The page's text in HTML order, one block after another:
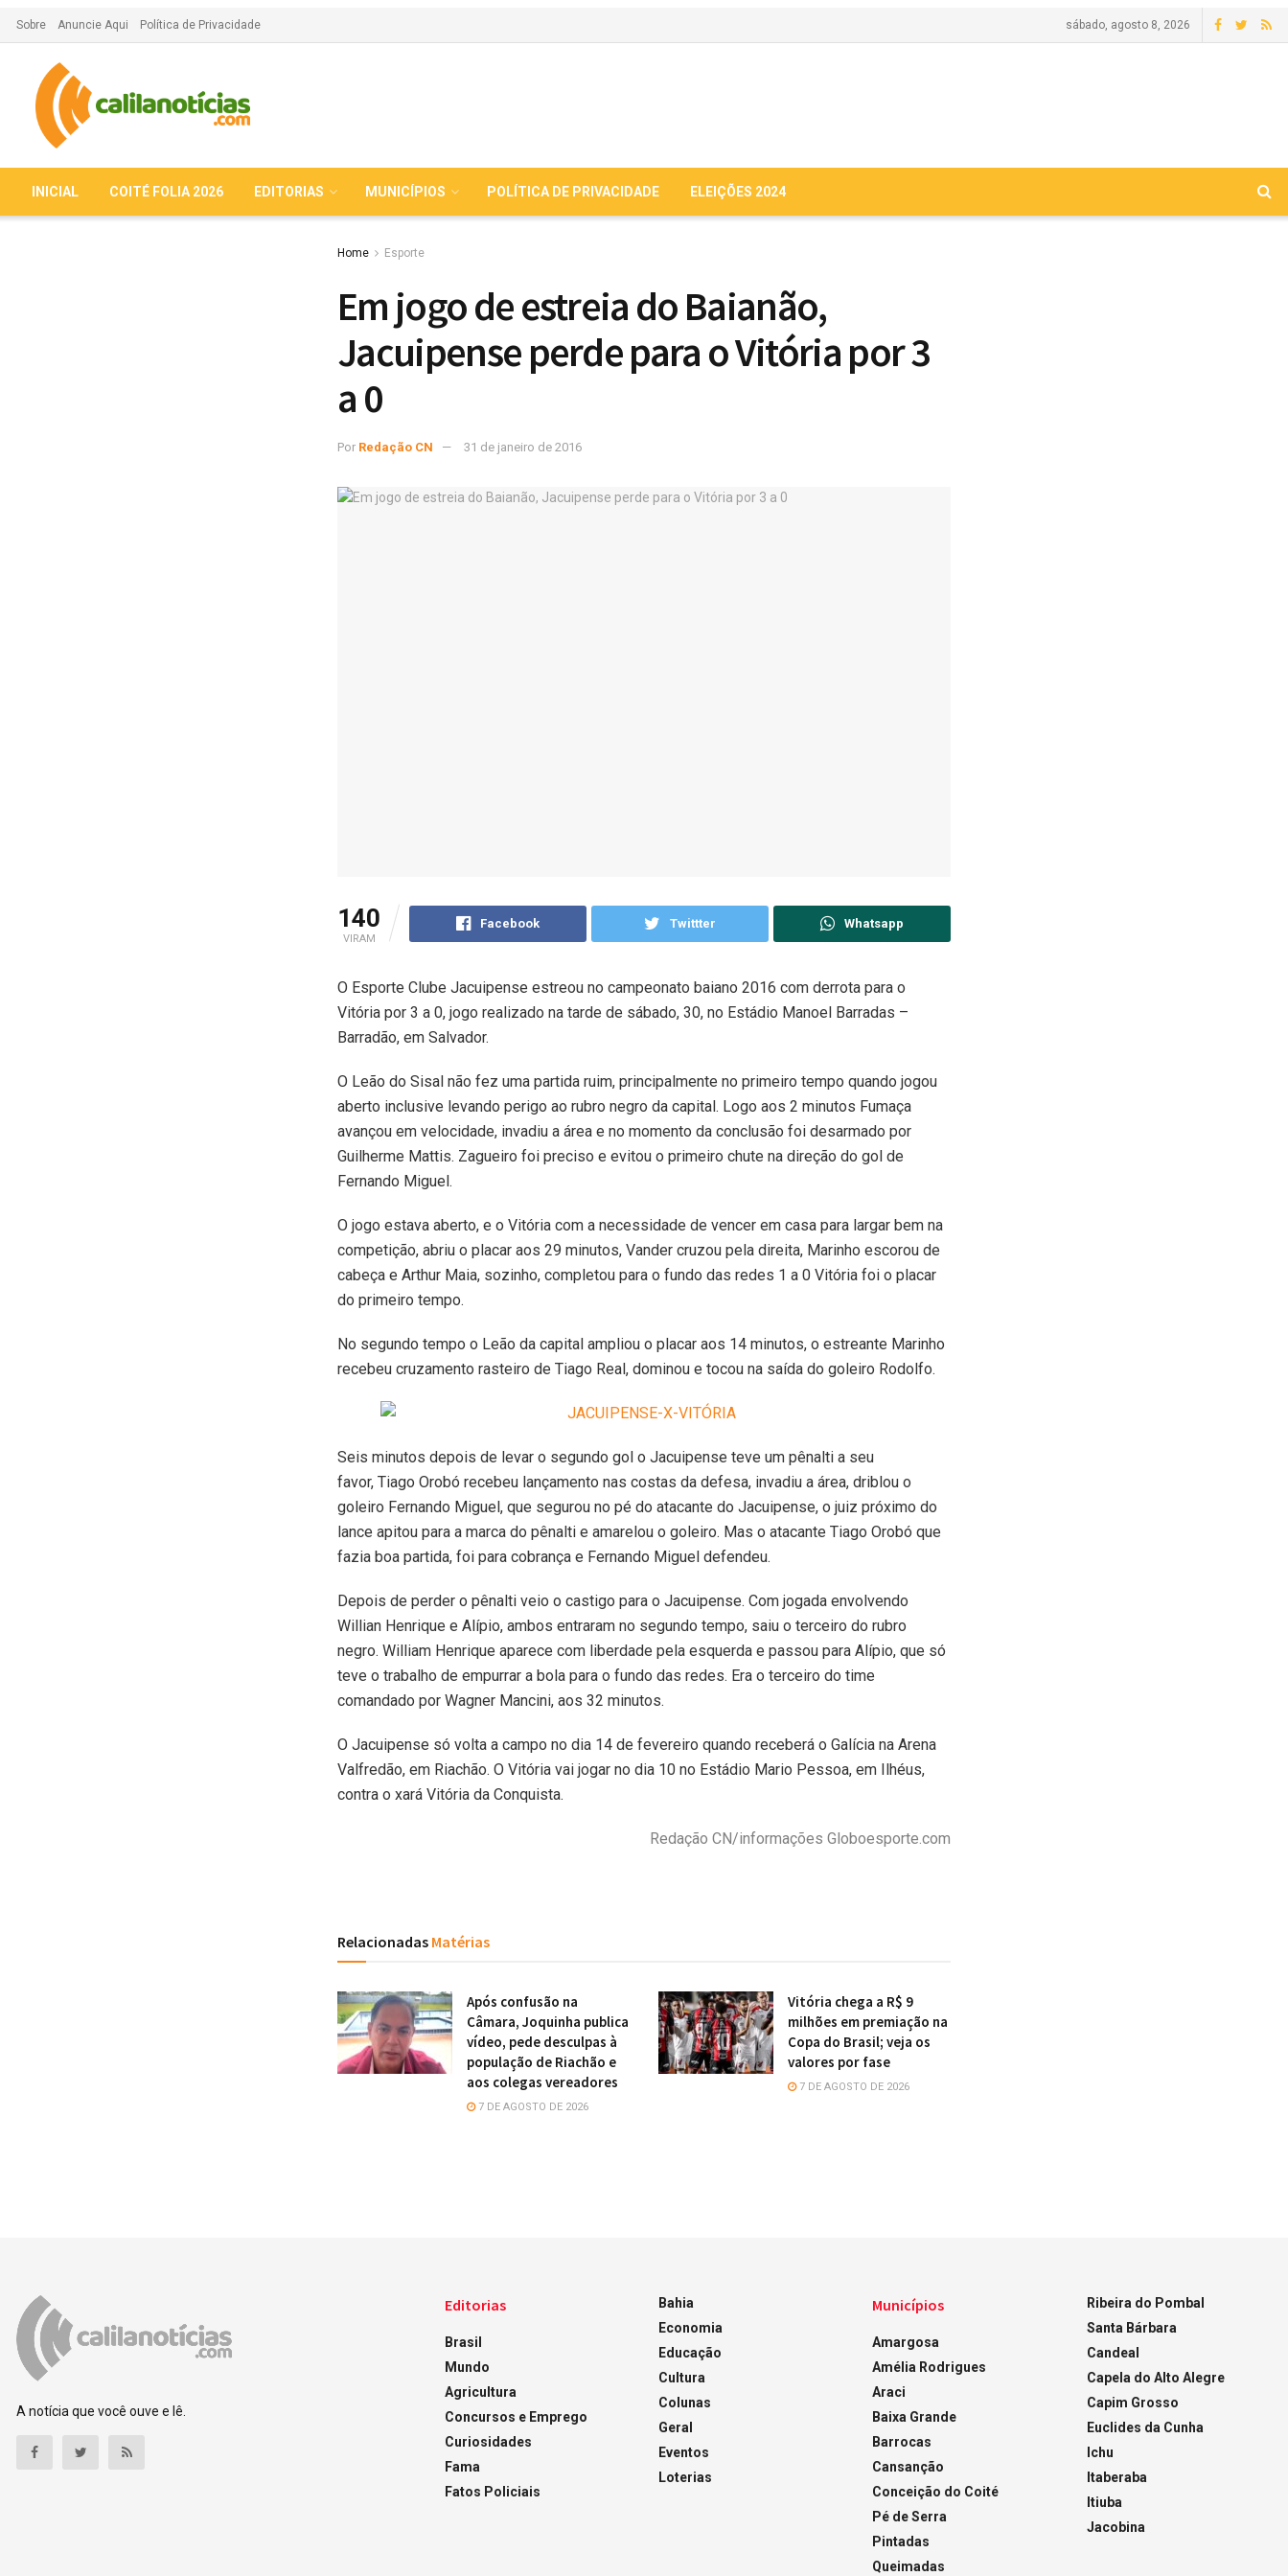
Sobre Anuncie Aqui Política de Privacidade sábado, agosto 8, 2026
INICIAL COITÉ FOLIA 2026 EDITORIAS MUNICÍPIOS POLÍTICA DE PRIVACIDADE ELEIÇÕES 2024
Home Esporte
Em jogo de estreia do Baianão,
Jacuipense perde para o Vitória por 3
a 0
Por Redação CN 31 de janeiro de 2016
140
VIRAM
Facebook Twittter Whatsapp
O Esporte Clube Jacuipense estreou no campeonato baiano 2016 com derrota para o
Vitória por 3 a 0, jogo realizado na tarde de sábado, 30, no Estádio Manoel Barradas –
Barradão, em Salvador.
O Leão do Sisal não fez uma partida ruim, principalmente no primeiro tempo quando jogou
aberto inclusive levando perigo ao rubro negro da capital. Logo aos 2 minutos Fumaça
avançou em velocidade, invadiu a área e no momento da conclusão foi desarmado por
Guilherme Mattis. Zagueiro foi preciso e evitou o primeiro chute na direção do gol de
Fernando Miguel.
O jogo estava aberto, e o Vitória com a necessidade de vencer em casa para largar bem na
competição, abriu o placar aos 29 minutos, Vander cruzou pela direita, Marinho escorou de
cabeça e Arthur Maia, sozinho, completou para o fundo das redes 1 a 0 Vitória foi o placar
do primeiro tempo.
No segundo tempo o Leão da capital ampliou o placar aos 14 minutos, o estreante Marinho
recebeu cruzamento rasteiro de Tiago Real, dominou e tocou na saída do goleiro Rodolfo.
Seis minutos depois de levar o segundo gol o Jacuipense teve um pênalti a seu
favor, Tiago Orobó recebeu lançamento nas costas da defesa, invadiu a área, driblou o
goleiro Fernando Miguel, que segurou no pé do atacante do Jacuipense, o juiz próximo do
lance apitou para a marca do pênalti e amarelou o goleiro. Mas o atacante Tiago Orobó que
fazia boa partida, foi para cobrança e Fernando Miguel defendeu.
Depois de perder o pênalti veio o castigo para o Jacuipense. Com jogada envolvendo
Willian Henrique e Alípio, ambos entraram no segundo tempo, saiu o terceiro do rubro
negro. William Henrique aparece com liberdade pela esquerda e passou para Alípio, que só
teve o trabalho de empurrar a bola para o fundo das redes. Era o terceiro do time
comandado por Wagner Mancini, aos 32 minutos.
O Jacuipense só volta a campo no dia 14 de fevereiro quando receberá o Galícia na Arena
Valfredão, em Riachão. O Vitória vai jogar no dia 10 no Estádio Mario Pessoa, em Ilhéus,
contra o xará Vitória da Conquista.
Redação CN/informações Globoesporte.com
Relacionadas Matérias
Após confusão na
Câmara, Joquinha publica
vídeo, pede desculpas à
população de Riachão e
aos colegas vereadores
7 DE AGOSTO DE 2026
Vitória chega a R$ 9
milhões em premiação na
Copa do Brasil; veja os
valores por fase
7 DE AGOSTO DE 2026
A notícia que você ouve e lê.
Editorias
Brasil
Mundo
Agricultura
Concursos e Emprego
Curiosidades
Fama
Fatos Policiais
Bahia
Economia
Educação
Cultura
Colunas
Geral
Eventos
Loterias
Municípios
Amargosa
Amélia Rodrigues
Araci
Baixa Grande
Barrocas
Cansanção
Conceição do Coité
Pé de Serra
Pintadas
Queimadas
Ribeira do Pombal
Santa Bárbara
Candeal
Capela do Alto Alegre
Capim Grosso
Euclides da Cunha
Ichu
Itaberaba
Itiuba
Jacobina